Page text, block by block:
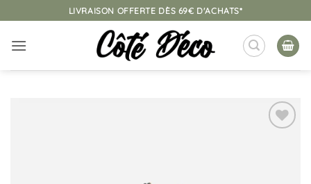
au
contenu
LIVRAISON OFFERTE DÈS 69€ D'ACHATS*